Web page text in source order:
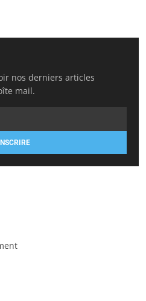
nos derniers articles
mail.